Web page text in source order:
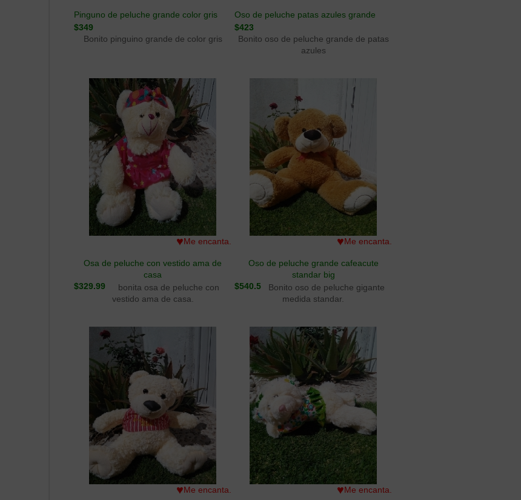
Pinguno de peluche grande color gris
$349
Bonito pinguino grande de color gris
Oso de peluche patas azules grande
$423
Bonito oso de peluche grande de patas
azules
♥Me encanta.
Osa de peluche con vestido ama de
casa
$329.99
bonita osa de peluche con
vestido ama de casa.
♥Me encanta.
Oso de peluche grande cafeacute
standar big
$540.5
Bonito oso de peluche gigante
medida standar.
♥Me encanta. ♥Me encanta.